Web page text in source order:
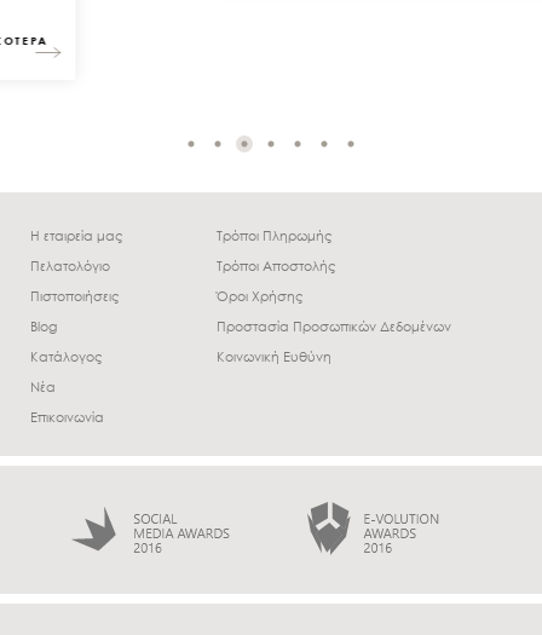
Η εταιρεία μας
Πελατολόγιο
Πιστοποιήσεις
Blog
Κατάλογος
Νέα
Επικοινωνία
Τρόποι Πληρωμής
Τρόποι Αποστολής
Όροι Χρήσης
Προστασία Προσωπικών Δεδομένων
Κοινωνική Ευθύνη